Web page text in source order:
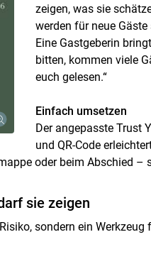
zeigen, was sie
werden für neue Gäste
Eine Gastgeberin
bitten, kommen viele
euch gelesen.“
Einfach umsetzen
Der angepasste Trust
und QR-Code
oder beim Abschied –
sie zeigen
sondern ein